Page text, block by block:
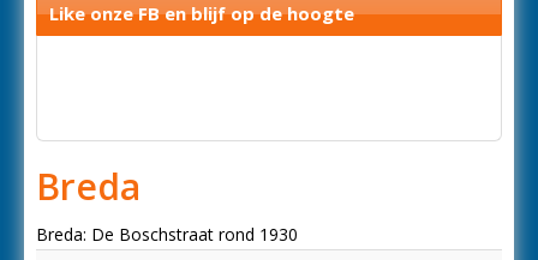
Like onze FB en blijf op de hoogte
Breda
Breda: De Boschstraat rond 1930